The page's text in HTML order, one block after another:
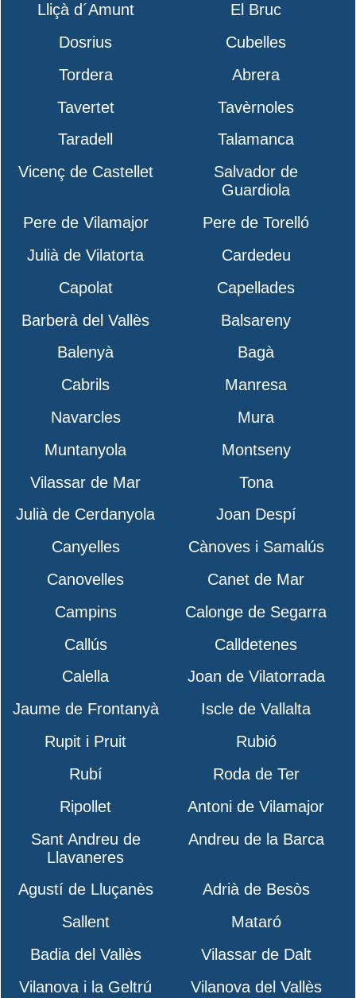
Lliçà d´Amunt
El Bruc
Dosrius
Cubelles
Tordera
Abrera
Tavertet
Tavèrnoles
Taradell
Talamanca
Vicenç de Castellet
Salvador de
Guardiola
Pere de Vilamajor
Pere de Torelló
Julià de Vilatorta
Cardedeu
Capolat
Capellades
Barberà del Vallès
Balsareny
Balenyà
Bagà
Cabrils
Manresa
Navarcles
Mura
Muntanyola
Montseny
Vilassar de Mar
Tona
Julià de Cerdanyola
Joan Despí
Canyelles
Cànoves i Samalús
Canovelles
Canet de Mar
Campins
Calonge de Segarra
Callús
Calldetenes
Calella
Joan de Vilatorrada
Jaume de Frontanyà
Iscle de Vallalta
Rupit i Pruit
Rubió
Rubí
Roda de Ter
Ripollet
Antoni de Vilamajor
Sant Andreu de
Llavaneres
Andreu de la Barca
Agustí de Lluçanès
Adrià de Besòs
Sallent
Mataró
Badia del Vallès
Vilassar de Dalt
Vilanova i la Geltrú
Vilanova del Vallès